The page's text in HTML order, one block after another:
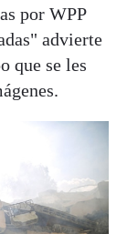
por WPP
advierte
que se les